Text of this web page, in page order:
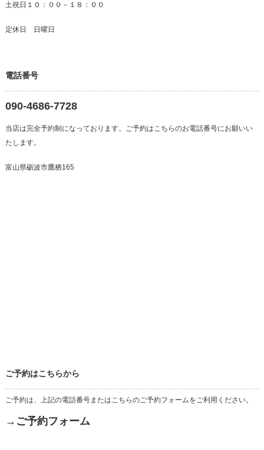
土祝日１０：００－１８：００
定休日 日曜日
電話番号
090-4686-7728
当店は完全予約制になっております。ご予約はこちらのお電話番号にお願いい
たします。
富山県砺波市鷹栖165
ご予約はこちらから
ご予約は、上記の電話番号またはこちらのご予約フォームをご利用ください。
→ご予約フォーム